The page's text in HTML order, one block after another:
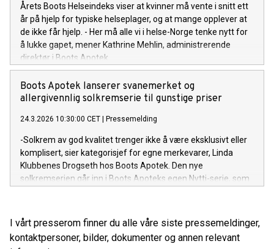
Årets Boots Helseindeks viser at kvinner må vente i snitt ett
år på hjelp for typiske helseplager, og at mange opplever at
de ikke får hjelp. - Her må alle vi i helse-Norge tenke nytt for
å lukke gapet, mener Kathrine Mehlin, administrerende
direktør i Boots Apotek.
Boots Apotek lanserer svanemerket og
allergivennlig solkremserie til gunstige priser
24.3.2026 10:30:00 CET | Pressemelding
-Solkrem av god kvalitet trenger ikke å være eksklusivt eller
komplisert, sier kategorisjef for egne merkevarer, Linda
Klubbenes Drogseth hos Boots Apotek. Den nye
solkremserien går inn i Boots Apoteks egen Nytti-serie, som
I vårt presserom finner du alle våre siste pressemeldinger,
kontaktpersoner, bilder, dokumenter og annen relevant